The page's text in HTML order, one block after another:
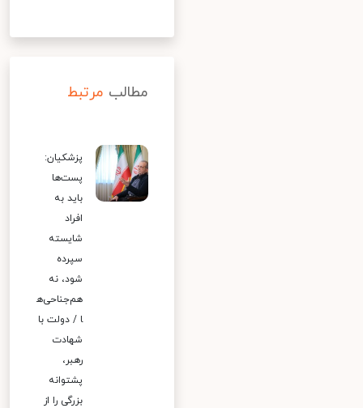
مطالب مرتبط
پزشکیان:
پست‌ها
باید به
افراد
شایسته
سپرده
شود، نه
هم‌جناحی‌ه
ا / دولت با
شهادت
رهبر،
پشتوانه
بزرگی را از